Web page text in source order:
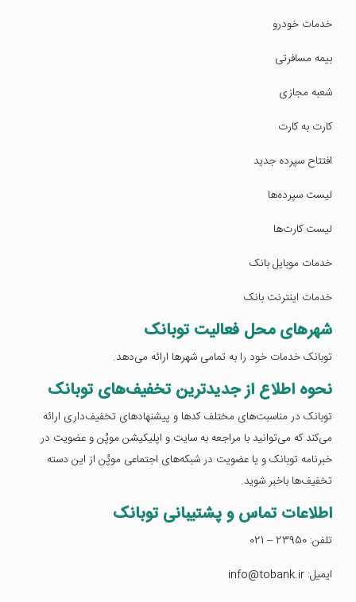
خدمات خودرو
بیمه مسافرتی
شعبه مجازی
کارت به کارت
افتتاح سپرده جدید
لیست سپرده‌ها
لیست کارت‌ها
خدمات موبایل بانک
خدمات اینترنت بانک
شهرهای محل فعالیت توبانک
توبانک خدمات خود را به تمامی شهرها ارائه می‌دهد.
نحوه اطلاع از جدیدترین تخفیف‌های توبانک
توبانک در مناسبت‌های مختلف کدها و پیشنهادهای تخفیف‌داری ارائه
می‌کند که می‌توانید با مراجعه به سایت و اپلیکیشن موپُن و عضویت در
خبرنامه توبانک و یا عضویت در شبکه‌های اجتماعی موپُن از این دسته
تخفیف‌ها باخبر شوید.
اطلاعات تماس و پشتیبانی توبانک
تلفن: 23950 – 021
ایمیل: info@tobank.ir